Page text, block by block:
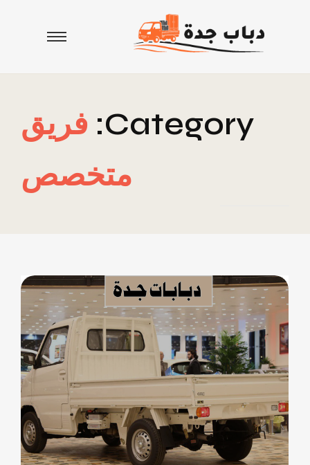
Category: فريق
متخصص